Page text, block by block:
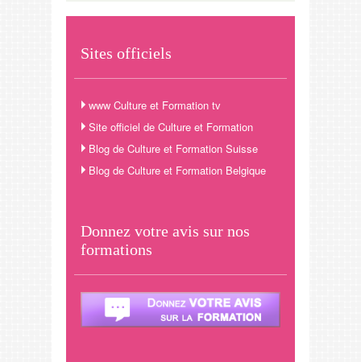
Sites officiels
www Culture et Formation tv
Site officiel de Culture et Formation
Blog de Culture et Formation Suisse
Blog de Culture et Formation Belgique
Donnez votre avis sur nos
formations